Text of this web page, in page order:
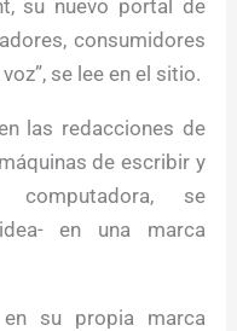
su nuevo portal de
consumidores
se lee en el sitio.
las redacciones de
de escribir y
se
en una marca
su propia marca